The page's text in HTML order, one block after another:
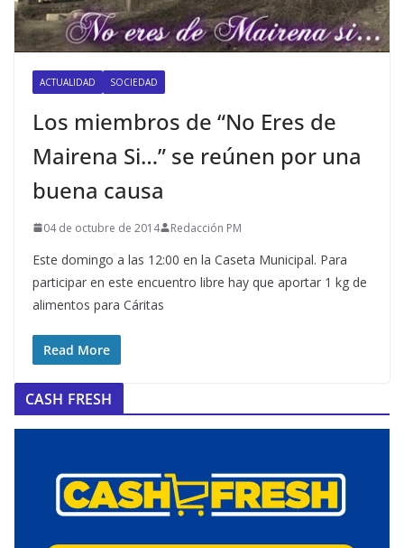
ACTUALIDAD SOCIEDAD
Los miembros de “No Eres de
Mairena Si…” se reúnen por una
buena causa
04 de octubre de 2014 Redacción PM
Este domingo a las 12:00 en la Caseta Municipal. Para
participar en este encuentro libre hay que aportar 1 kg de
alimentos para Cáritas
Read More
CASH FRESH